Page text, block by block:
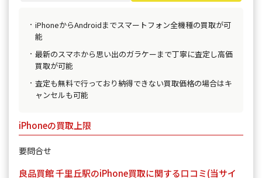
iPhoneからAndroidまでスマートフォン全機種の買取が可
能
最新のスマホから思い出のガラケーまで丁寧に査定し高価
買取が可能
査定も無料で行っており納得できない買取価格の場合はキ
ャンセルも可能
iPhoneの買取上限
要問合せ
良品買館 千里丘駅のiPhone買取に関する口コミ(当サイ